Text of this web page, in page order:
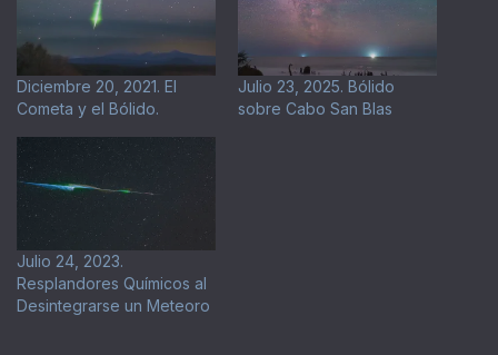
Diciembre 20, 2021. El
Cometa y el Bólido.
Julio 23, 2025. Bólido
sobre Cabo San Blas
Julio 24, 2023.
Resplandores Químicos al
Desintegrarse un Meteoro